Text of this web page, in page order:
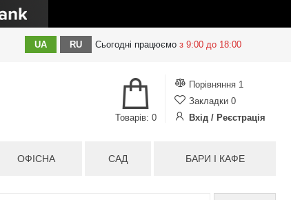
UA RU Сьогодні працюємо з 9:00 до 18:00
Порівняння 1
Закладки 0
Вхід / Реєстрація
Товарів: 0
ОФІСНА САД БАРИ І КАФЕ